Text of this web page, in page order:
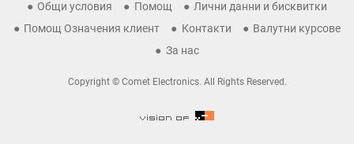
Общи условия Помощ
Лични данни и бисквитки
Помощ Означения клиент
Контакти
Валутни курсове
За нас
Copyright © Comet Electronics. All Rights Reserved.